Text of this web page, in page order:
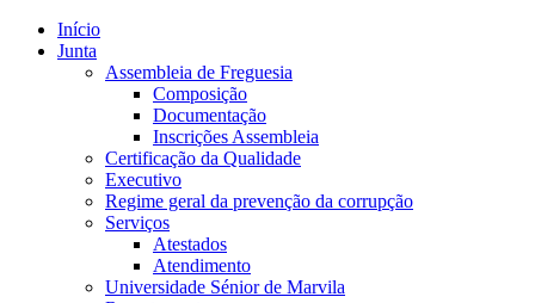
Início
Junta
Assembleia de Freguesia
Composição
Documentação
Inscrições Assembleia
Certificação da Qualidade
Executivo
Regime geral da prevenção da corrupção
Serviços
Atestados
Atendimento
Universidade Sénior de Marvila